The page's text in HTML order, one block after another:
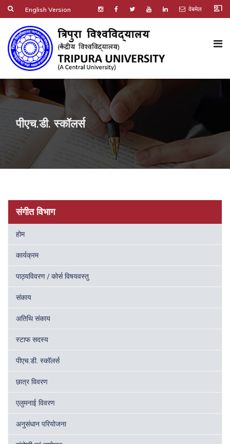
English Version वेबमेल co_present
पीएच.डी. स्कॉलर्स
संगीत विभाग
होम
कार्यक्रम
पाठ्यविवरण / कोर्स विषयवस्तु
संकाय
अतिथि संकाय
स्टाफ सदस्य
पीएच.डी. स्कॉलर्स
छात्र विवरण
एलुमनाई विवरण
अनुसंधान परियोजना